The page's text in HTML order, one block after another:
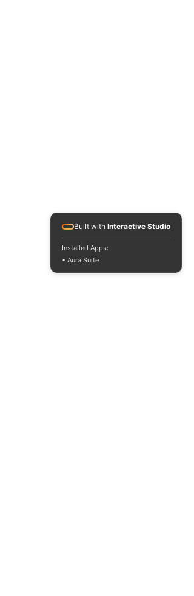
Built with Interactive Studio
Installed Apps:
• Aura Suite